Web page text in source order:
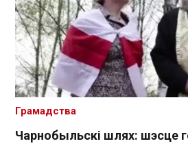
Чарнобыльскі шлях: шэсце
Грамадства